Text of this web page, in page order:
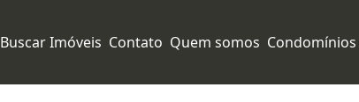
Buscar Imóveis Contato Quem somos Condomínios
Ambientes Tipo de imóvel